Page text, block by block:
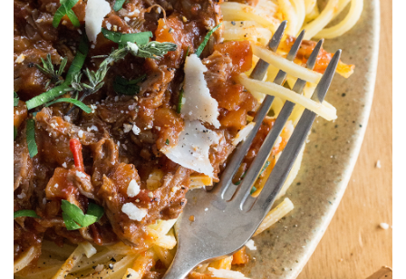
Rougette